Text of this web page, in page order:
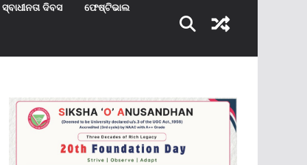
ସ୍ବାଧୀନତା ଦିବସ ଫେଷ୍ଟିଭାଲ